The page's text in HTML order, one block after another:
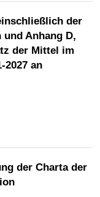
der
Anhang D,
der Mittel im
2027 an
der Charta der